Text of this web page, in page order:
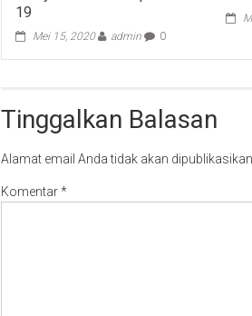
19
Mei 15, 2020 admin 0
Tinggalkan Balasan
Alamat email Anda tidak akan dipublikasikan.
Komentar*